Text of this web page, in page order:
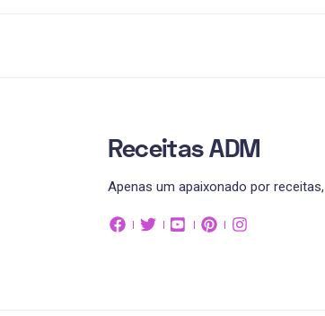
Receitas ADM
Apenas um apaixonado por